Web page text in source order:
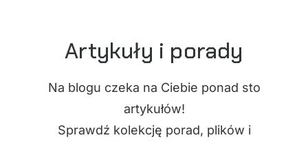
Artykuły i porady
Na blogu czeka na Ciebie ponad sto
artykułów!
Sprawdź kolekcję porad, plików i